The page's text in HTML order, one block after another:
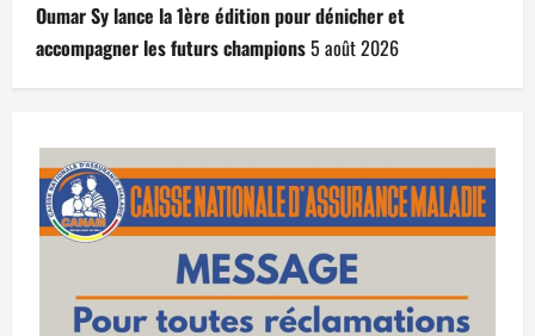
Oumar Sy lance la 1ère édition pour dénicher et
accompagner les futurs champions5 août 2026